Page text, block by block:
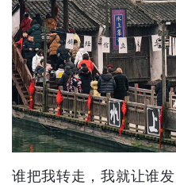
谁把我转走，我就让谁